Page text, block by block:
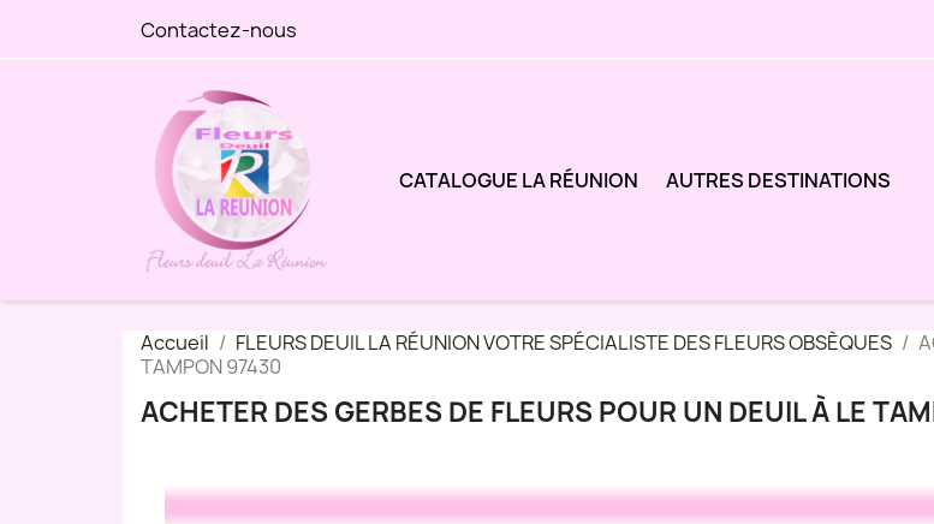
Contactez-nous
CATALOGUE LA RÉUNION AUTRES DESTINATIONS
Accueil FLEURS DEUIL LA RÉUNION VOTRE SPÉCIALISTE DES FLEURS OBSÈQUES
TAMPON 97430
ACHETER DES GERBES DE FLEURS POUR UN DEUIL À LE